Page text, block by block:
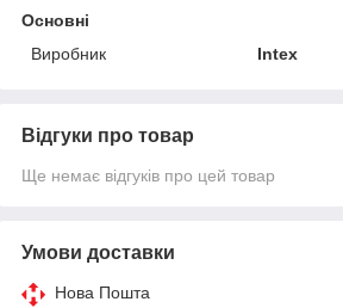
Основні
Виробник
Intex
Відгуки про товар
Ще немає відгуків про цей товар
Умови доставки
Нова Пошта